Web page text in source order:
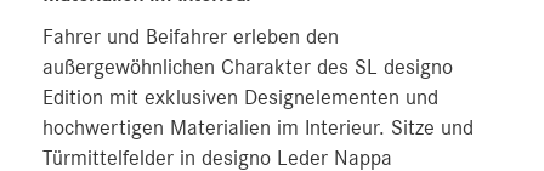
Fahrer und Beifahrer erleben den
außergewöhnlichen Charakter des SL designo
Edition mit exklusiven Designelementen und
hochwertigen Materialien im Interieur. Sitze und
Türmittelfelder in designo Leder Nappa